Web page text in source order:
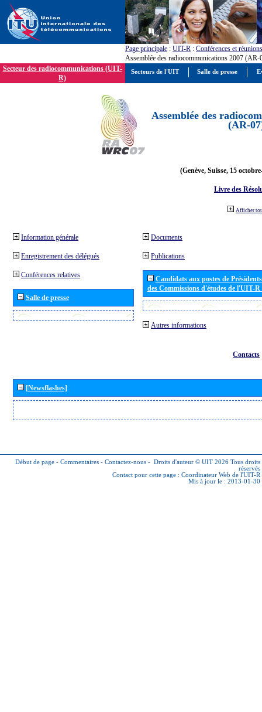
Page principale : UIT-R : Conférences et réunions
Assemblée des radiocommunications 2007 (AR-
Secteur des radiocommunications (UIT-
R)
Assemblée des
(AR-
(Genève, Suisse, 15
Livre des
Afficher
Information générale
Enregistrement des délégués
Conférences relatives
Salle de presse
Documents
Publications
Candidats aux postes de
des Commissions d'études de l'UIT-
Autres informations
Contacts
[Newsflashes]
Début de page - Commentaires - Contactez-nous - Droits d'auteur © UIT 2026 Tous droits
réservés
Contact pour cette page : Coordinateur Web de l'UIT-R
Mis à jour le : 2013-01-30
Secteurs de l'UIT Salle de presse